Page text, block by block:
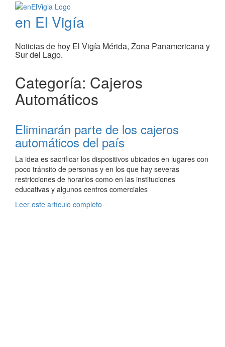
en El Vigía
Noticias de hoy El Vigía Mérida, Zona Panamericana y
Sur del Lago.
Categoría: Cajeros
Automáticos
Eliminarán parte de los cajeros
automáticos del país
La idea es sacrificar los dispositivos ubicados en lugares con
poco tránsito de personas y en los que hay severas
restricciones de horarios como en las instituciones
educativas y algunos centros comerciales
Leer este artículo completo